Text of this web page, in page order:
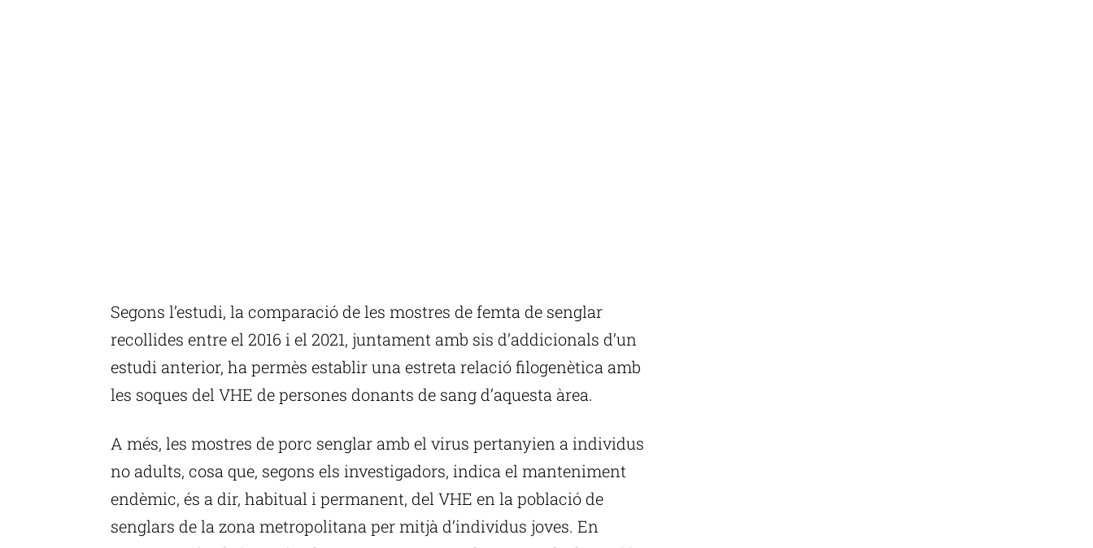
Segons l’estudi, la comparació de les mostres de femta de senglar
recollides entre el 2016 i el 2021, juntament amb sis d’addicionals d’un
estudi anterior, ha permès establir una estreta relació filogenètica amb
les soques del VHE de persones donants de sang d’aquesta àrea.
A més, les mostres de porc senglar amb el virus pertanyien a individus
no adults, cosa que, segons els investigadors, indica el manteniment
endèmic, és a dir, habitual i permanent, del VHE en la població de
senglars de la zona metropolitana per mitjà d’individus joves. En